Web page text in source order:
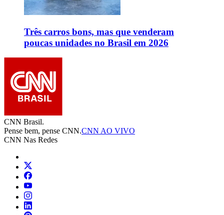
Três carros bons, mas que venderam
poucas unidades no Brasil em 2026
CNN Brasil.
Pense bem, pense CNN.CNN AO VIVO
CNN Nas Redes